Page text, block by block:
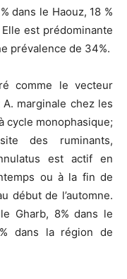
dans le Haouz, 18 %
est prédominante
prévalence de 34%.
comme le vecteur
marginale chez les
cycle monophasique;
des ruminants,
est actif en
ou à la fin de
début de l’automne.
Gharb, 8% dans le
dans la région de